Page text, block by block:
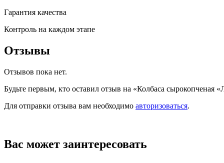
Гарантия качества
Контроль на каждом этапе
Отзывы
Отзывов пока нет.
Будьте первым, кто оставил отзыв на «Колбаса сырокопченая
Для отправки отзыва вам необходимо авторизоваться.
Вас может заинтересовать